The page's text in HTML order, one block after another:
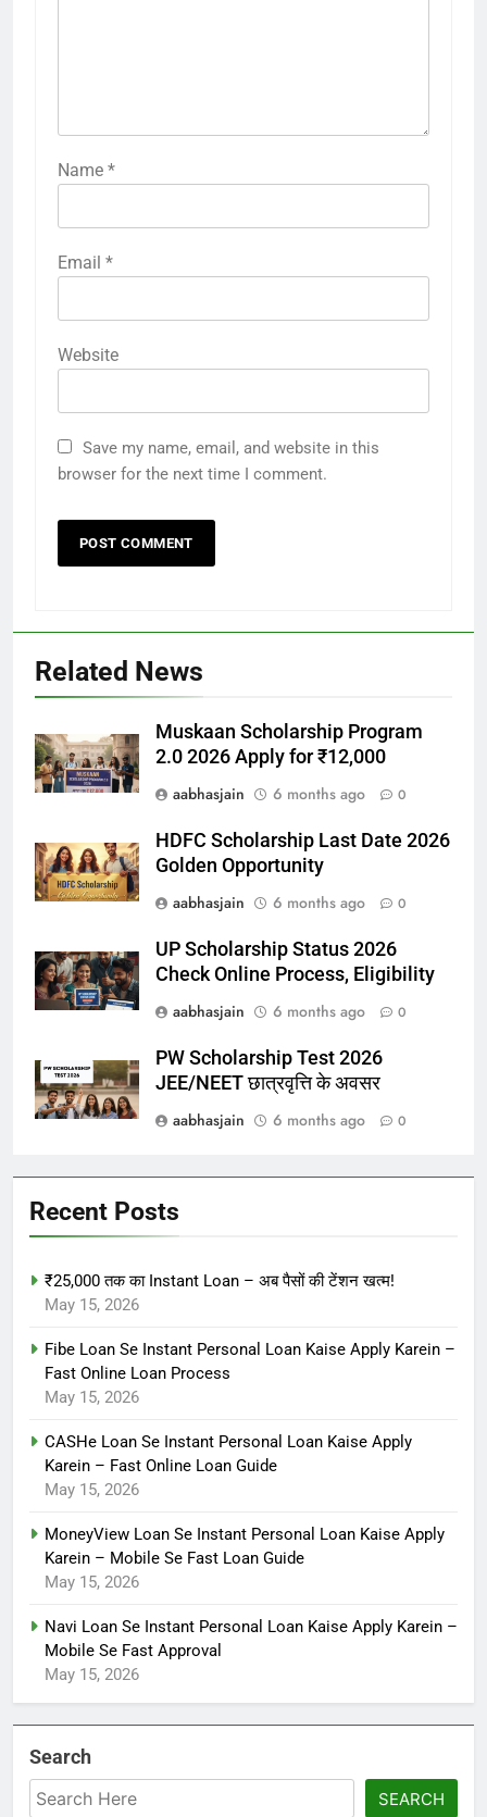
Name *
Email *
Website
Save my name, email, and website in this
browser for the next time I comment.
Related News
Muskaan Scholarship Program
2.0 2026 Apply for ₹12,000
aabhasjain
6 months ago 0
HDFC Scholarship Last Date 2026
Golden Opportunity
aabhasjain
6 months ago 0
UP Scholarship Status 2026
Check Online Process, Eligibility
aabhasjain
6 months ago 0
PW Scholarship Test 2026
JEE/NEET छात्रवृत्ति के अवसर
aabhasjain
6 months ago 0
Recent Posts
₹25,000 तक का Instant Loan – अब पैसों की टेंशन खत्म!
May 15, 2026
Fibe Loan Se Instant Personal Loan Kaise Apply Karein –
Fast Online Loan Process
May 15, 2026
CASHe Loan Se Instant Personal Loan Kaise Apply
Karein – Fast Online Loan Guide
May 15, 2026
MoneyView Loan Se Instant Personal Loan Kaise Apply
Karein – Mobile Se Fast Loan Guide
May 15, 2026
Navi Loan Se Instant Personal Loan Kaise Apply Karein –
Mobile Se Fast Approval
May 15, 2026
Search
SEARCH